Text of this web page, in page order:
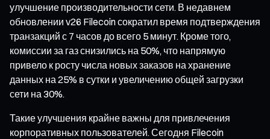
улучшение производительности сети. В недавнем
обновлении v26 Filecoin сократил время подтверждения
транзакций с 7 часов до всего 5 минут. Кроме того,
комиссии за газ снизились на 50%, что напрямую
привело к росту числа новых заказов на хранение
данных на 25% в сутки и увеличению общей загрузки
сети на 30%.
Такие улучшения крайне важны для привлечения
корпоративных пользователей. Сегодня Filecoin